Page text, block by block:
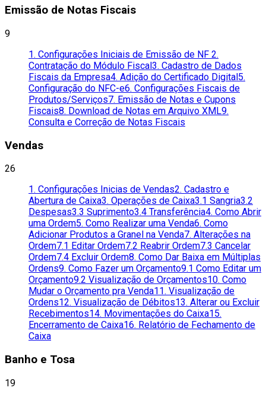
Emissão de Notas Fiscais
9
1. Configurações Iniciais de Emissão de NF 2.
Contratação do Módulo Fiscal3. Cadastro de Dados
Fiscais da Empresa4. Adição do Certificado Digital5.
Configuração do NFC-e6. Configurações Fiscais de
Produtos/Serviços7. Emissão de Notas e Cupons
Fiscais8. Download de Notas em Arquivo XML9.
Consulta e Correção de Notas Fiscais
Vendas
26
1. Configurações Inicias de Vendas2. Cadastro e
Abertura de Caixa3. Operações de Caixa3.1 Sangria3.2
Despesas3.3 Suprimento3.4 Transferência4. Como Abrir
uma Ordem5. Como Realizar uma Venda6. Como
Adicionar Produtos a Granel na Venda7. Alterações na
Ordem7.1 Editar Ordem7.2 Reabrir Ordem7.3 Cancelar
Ordem7.4 Excluir Ordem8. Como Dar Baixa em Múltiplas
Ordens9. Como Fazer um Orçamento9.1 Como Editar um
Orçamento9.2 Visualização de Orçamentos10. Como
Mudar o Orçamento pra Venda11. Visualização de
Ordens12. Visualização de Débitos13. Alterar ou Excluir
Recebimentos14. Movimentações do Caixa15.
Encerramento de Caixa16. Relatório de Fechamento de
Caixa
Banho e Tosa
19